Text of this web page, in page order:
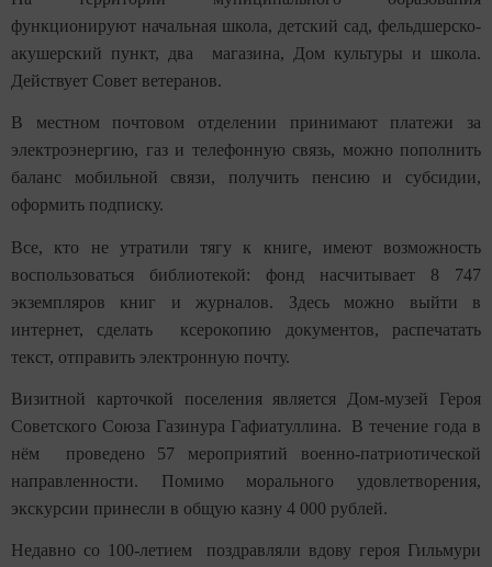
функционируют начальная школа, детский сад, фельдшерско-
акушерский пункт, два магазина, Дом культуры и школа.
Действует Совет ветеранов.
В местном почтовом отделении принимают платежи за
электроэнергию, газ и телефонную связь, можно пополнить
баланс мобильной связи, получить пенсию и субсидии,
оформить подписку.
Все, кто не утратили тягу к книге, имеют возможность
воспользоваться библиотекой: фонд насчитывает 8 747
экземпляров книг и журналов. Здесь можно выйти в
интернет, сделать ксерокопию документов, распечатать
текст, отправить электронную почту.
Визитной карточкой поселения является Дом-музей Героя
Советского Союза Газинура Гафиатуллина. В течение года в
нём проведено 57 мероприятий военно-патриотической
направленности. Помимо морального удовлетворения,
экскурсии принесли в общую казну 4 000 рублей.
Недавно со 100-летием поздравляли вдову героя Гильмури